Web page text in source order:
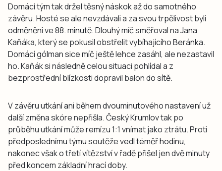
Domácí tým tak držel těsný náskok až do samotného
závěru. Hosté se ale nevzdávali a za svou trpělivost byli
odměněni ve 88. minutě. Dlouhý míč směřoval na Jana
Kaňáka, který se pokusil obstřelit vybíhajícího Beránka.
Domácí gólman sice míč ještě lehce zasáhl, ale nezastavil
ho. Kaňák si následně celou situaci pohlídal a z
bezprostřední blízkosti dopravil balon do sítě.
V závěru utkání ani během dvouminutového nastavení už
další změna skóre nepřišla. Český Krumlov tak po
průběhu utkání může remízu 1:1 vnímat jako ztrátu. Proti
předposlednímu týmu soutěže vedl téměř hodinu,
nakonec však o třetí vítězství v řadě přišel jen dvě minuty
před koncem základní hrací doby.